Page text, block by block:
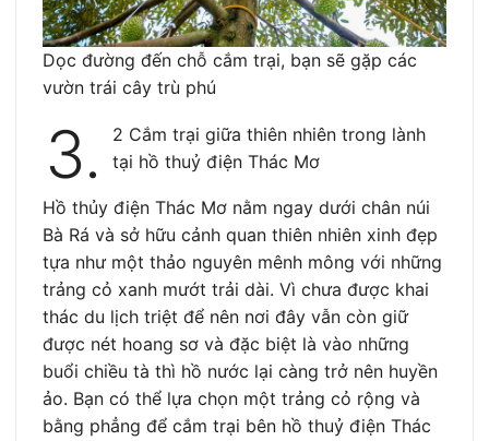
Dọc đường đến chỗ cắm trại, bạn sẽ gặp các
vườn trái cây trù phú
3.
2 Cắm trại giữa thiên nhiên trong lành
tại hồ thuỷ điện Thác Mơ
Hồ thủy điện Thác Mơ nằm ngay dưới chân núi
Bà Rá và sở hữu cảnh quan thiên nhiên xinh đẹp
tựa như một thảo nguyên mênh mông với những
trảng cỏ xanh mướt trải dài. Vì chưa được khai
thác du lịch triệt để nên nơi đây vẫn còn giữ
được nét hoang sơ và đặc biệt là vào những
buổi chiều tà thì hồ nước lại càng trở nên huyền
ảo. Bạn có thể lựa chọn một trảng cỏ rộng và
bằng phẳng để cắm trại bên hồ thuỷ điện Thác